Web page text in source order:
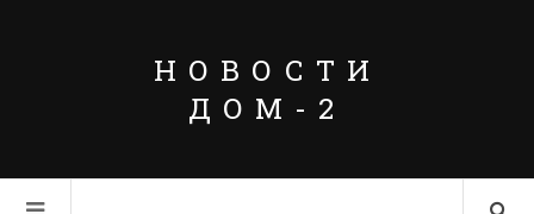
НОВОСТИ
ДОМ-2